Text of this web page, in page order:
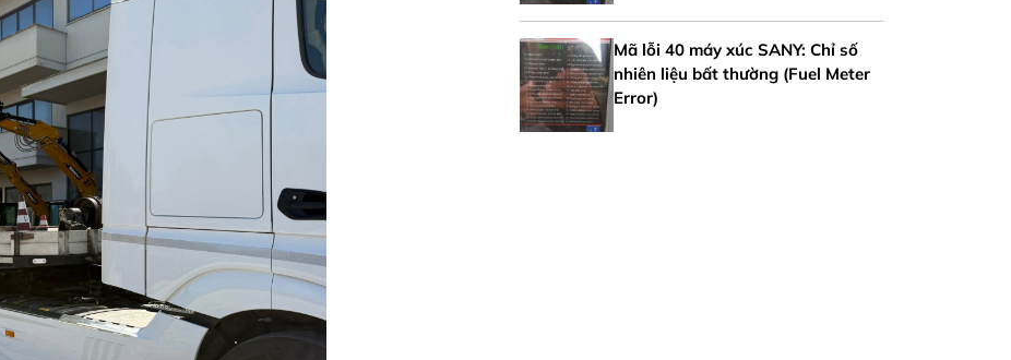
Mã lỗi 40 máy xúc SANY: Chỉ số
nhiên liệu bất thường (Fuel Meter
Error)